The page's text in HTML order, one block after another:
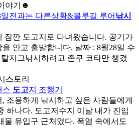
야기☻
전과는 다른상황&블루길 루어 낚시
잠깐 도고지로 다녀왔습니다. 공기가
안고 출발합니다. 날짜 : 8월28일 수
지그낚시하려고 존쿠 코타만 챙겼
스토리
스 도고지 조행기
조용하게 낚시하고 싶은 사람들에게
하나다. 도고저수지 이날 내가 진입
물 유입구 근처였다. 폭염 속에서도